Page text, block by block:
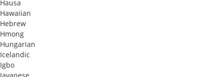
Hausa
Hawaiian
Hebrew
Hmong
Hungarian
Icelandic
Igbo
Javanese